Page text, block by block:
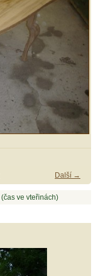
Další →
(čas ve vteřinách)